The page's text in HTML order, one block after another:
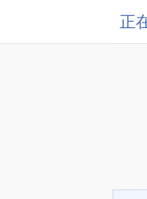
正